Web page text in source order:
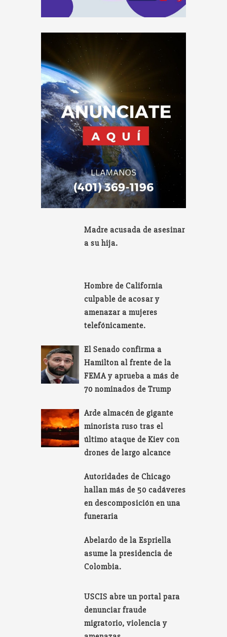
Madre acusada de asesinar
a su hija.
Hombre de California
culpable de acosar y
amenazar a mujeres
telefónicamente.
El Senado confirma a
Hamilton al frente de la
FEMA y aprueba a más de
70 nominados de Trump
Arde almacén de gigante
minorista ruso tras el
último ataque de Kiev con
drones de largo alcance
Autoridades de Chicago
hallan más de 50 cadáveres
en descomposición en una
funeraria
Abelardo de la Espriella
asume la presidencia de
Colombia.
USCIS abre un portal para
denunciar fraude
migratorio, violencia y